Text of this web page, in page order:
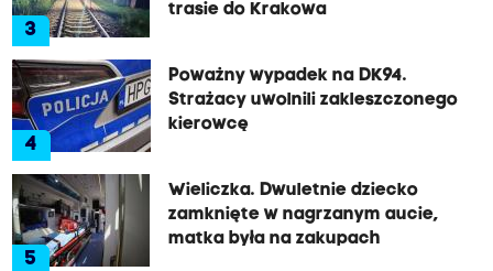
3
trasie do Krakowa
4
Poważny wypadek na DK94.
Strażacy uwolnili zakleszczonego
kierowcę
5
Wieliczka. Dwuletnie dziecko
zamknięte w nagrzanym aucie,
matka była na zakupach